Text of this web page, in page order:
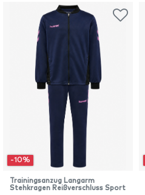
Schwarz
Rot
Braun
Rosa/Pink/Violett
-10%
Trainingsanzug Langarm
Stehkragen Reißverschluss Sport